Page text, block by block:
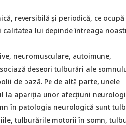
reversibilă și periodică, ce ocupă
lui depinde întreaga
neuromusculare, autoimune,
deseori tulburări ale
de bază. Pe de altă parte, unele
la apariția unor afecțiuni
în patologia neurologică sunt
tulburările motorii în somn,